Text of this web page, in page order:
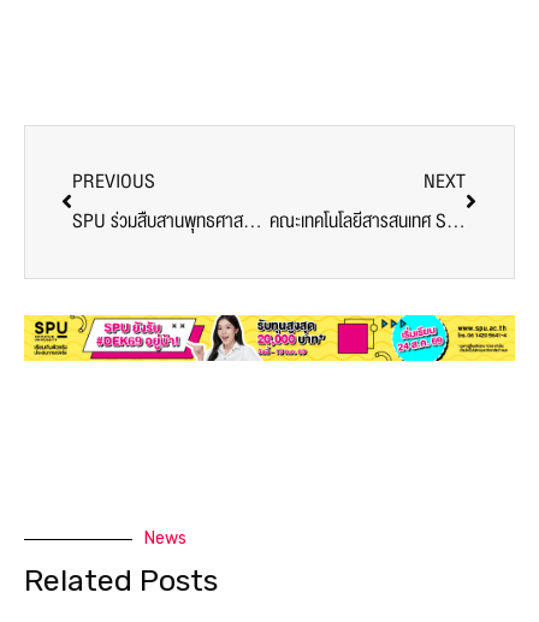
PREVIOUS
SPU ร่วมสืบสานพุทธศาสนา จัดทอดกฐินสามัคคี ประจำปี 2568 รวมพลังศรัทธาแห่งความดีงามของชาวศรีปทุม
NEXT
คณะเทคโนโลยีสารสนเทศ SPU ปั้นสายเทคเจนใหม่! จัดหลักสูตร “AI Chatbot & Automation” สร้างนักพัฒนา AI แห่งอนาคต
News
Related Posts